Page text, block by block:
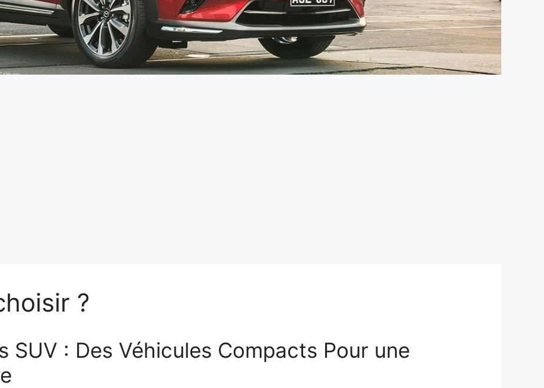
?
SUV : Des Véhicules Compacts Pour une